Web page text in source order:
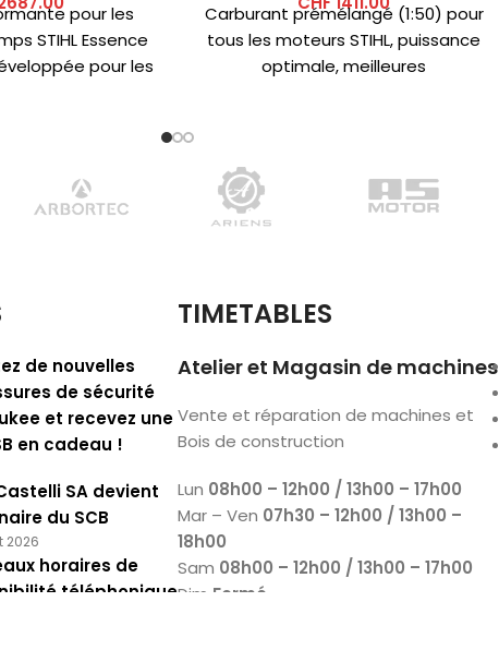
pour les
STIHL Essence
pour les
Carburant prémélangé (1:50) pour
tous les moteurs STIHL, puissance
optimale, meilleures
de nouvelles
de sécurité
et recevez une
en cadeau !
SA devient
du SCB
2026
horaires de
téléphonique
TIMETABLES
Atelier et Magasin de machines
Vente et réparation de machines et
Bois de construction
Lun 08h00 – 12h00 / 13h00 – 17h00
Mar – Ven 07h30 – 12h00 / 13h00 –
18h00
Sam 08h00 – 12h00 / 13h00 – 17h00
Dim Fermé